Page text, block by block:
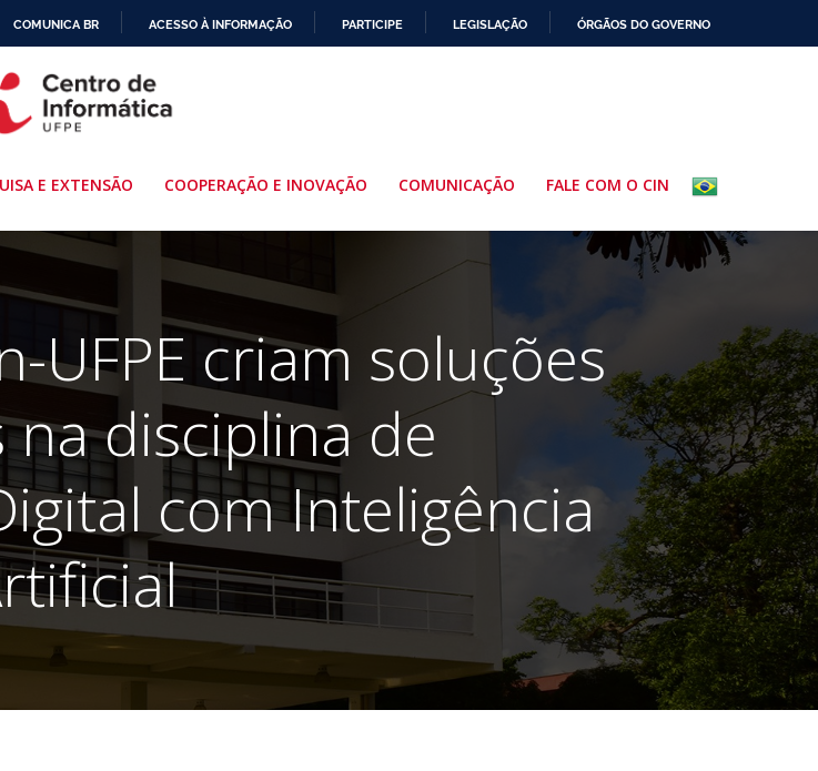
PARA
O
COMUNICA BR ACESSO À INFORMAÇÃO PARTICIPE LEGISLAÇÃO ÓRGÃOS DO GOVERNO
E EXTENSÃO COOPERAÇÃO E INOVAÇÃO COMUNICAÇÃO FALE COM O CIN
UFPE criam soluções
disciplina de
com Inteligência